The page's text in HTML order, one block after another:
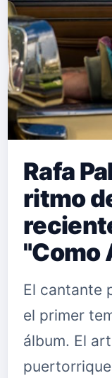
Rafa
ritmo
"Como
El cantante
el primer
álbum. El